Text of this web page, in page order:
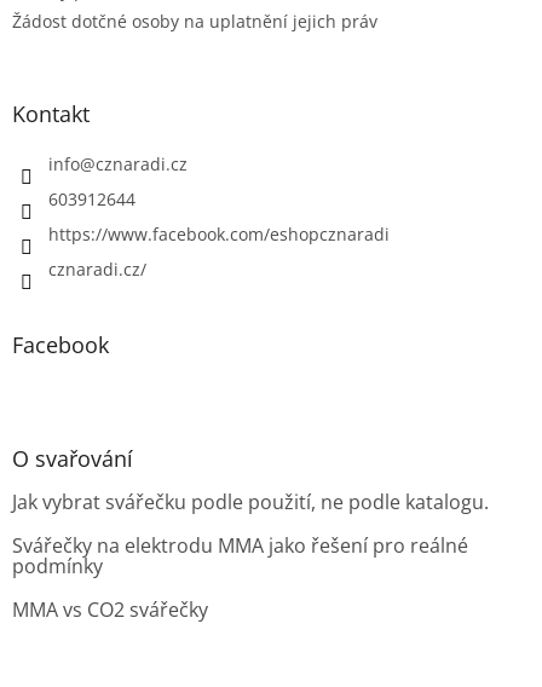
Žádost dotčné osoby na uplatnění jejich práv
Kontakt
info@cznaradi.cz
603912644
https://www.facebook.com/eshopcznaradi
cznaradi.cz/
Facebook
O svařování
Jak vybrat svářečku podle použití, ne podle katalogu.
Svářečky na elektrodu MMA jako řešení pro reálné
podmínky
MMA vs CO2 svářečky